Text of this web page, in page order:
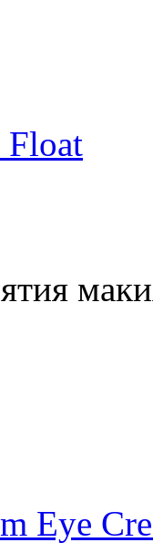
Float
Eye